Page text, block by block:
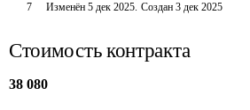
7 Изменён 5 дек 2025. Создан 3 дек 2025
Стоимость контракта
38 080